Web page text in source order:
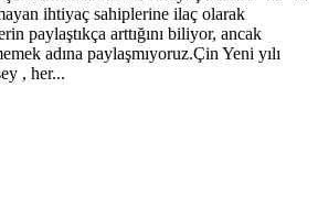
ihtiyaç sahiplerine ilaç olarak
paylaştıkça arttığını biliyor, ancak
adına paylaşmıyoruz.Çin Yeni yılı
, her...